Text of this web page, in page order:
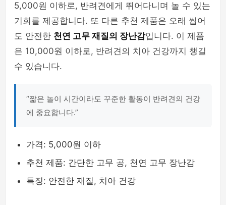
5,000원 이하로, 반려견에게 뛰어다니며 놀 수 있는
기회를 제공합니다. 또 다른 추천 제품은 오래 씹어
도 안전한 천연 고무 재질의 장난감입니다. 이 제품
은 10,000원 이하로, 반려견의 치아 건강까지 챙길
수 있습니다.
“짧은 놀이 시간이라도 꾸준한 활동이 반려견의 건강
에 중요합니다.”
가격: 5,000원 이하
추천 제품: 간단한 고무 공, 천연 고무 장난감
특징: 안전한 재질, 치아 건강